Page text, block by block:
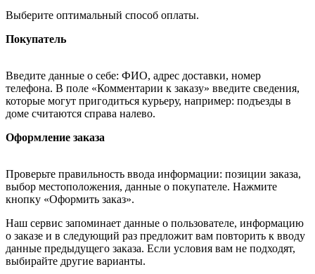
Выберите оптимальный способ оплаты.
Покупатель
Введите данные о себе: ФИО, адрес доставки, номер
телефона. В поле «Комментарии к заказу» введите сведения,
которые могут пригодиться курьеру, например: подъезды в
доме считаются справа налево.
Оформление заказа
Проверьте правильность ввода информации: позиции заказа,
выбор местоположения, данные о покупателе. Нажмите
кнопку «Оформить заказ».
Наш сервис запоминает данные о пользователе, информацию
о заказе и в следующий раз предложит вам повторить к вводу
данные предыдущего заказа. Если условия вам не подходят,
выбирайте другие варианты.